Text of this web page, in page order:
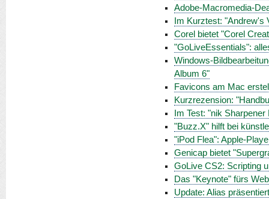
Adobe-Macromedia-
Im Kurztest: "Andrew's
Corel bietet "Corel
"GoLiveEssentials":
Windows-
Album 6"
Favicons am Mac
Kurzrezension:
Im Test: "nik
"Buzz.X" hilft bei
"iPod Flea": Apple-
Genicap bietet
GoLive CS2: Scripting
Das "Keynote" fürs
Update: Alias